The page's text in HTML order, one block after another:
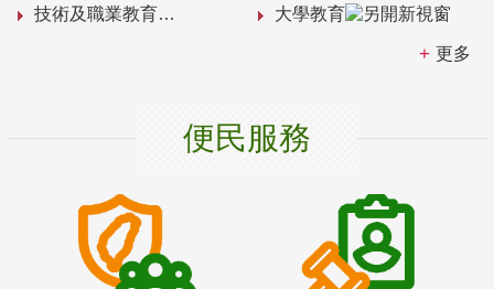
技術及職業教育 大學教育
更多
便民服務